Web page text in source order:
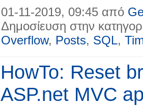
01-11-2019, 09:45 από
Δημοσίευση στην
Overflow, Posts, SQL,
HowTo: Reset
ASP.net MVC